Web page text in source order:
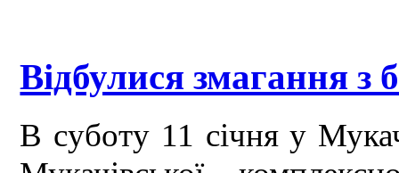
Відбулися змагання з
В суботу 11 січня у